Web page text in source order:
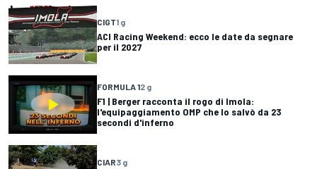
CIGT1 g
ACI Racing Weekend: ecco le date da segnare
per il 2027
FORMULA 12 g
F1 | Berger racconta il rogo di Imola:
l'equipaggiamento OMP che lo salvò da 23
secondi d'inferno
CIAR3 g